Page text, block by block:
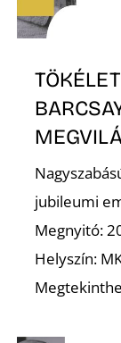
jubileumi
Megnyitó:
Helyszín: